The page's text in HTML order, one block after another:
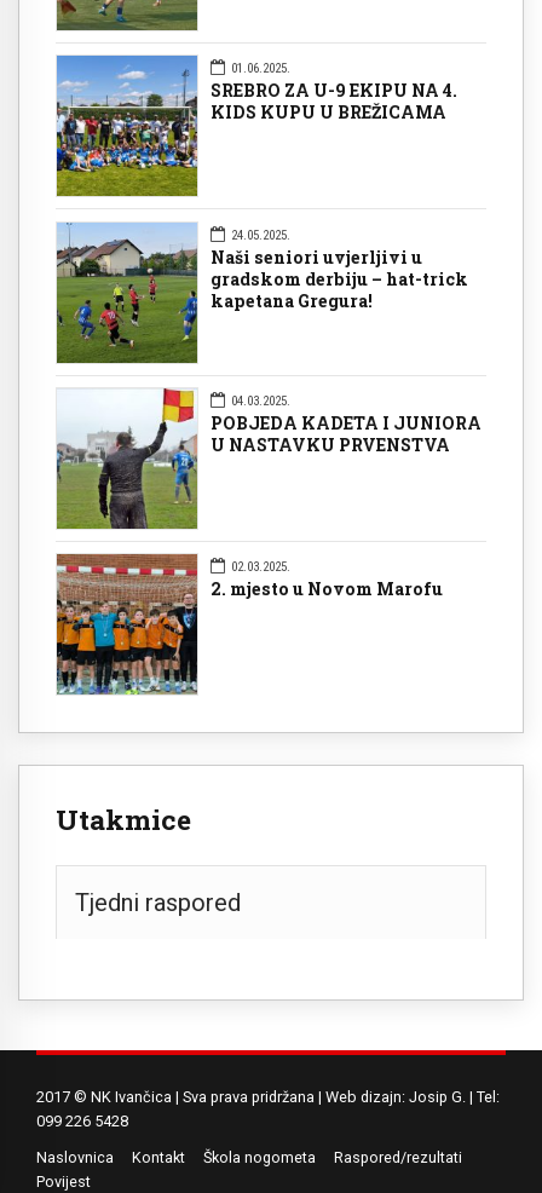
01.06.2025.
SREBRO ZA U-9 EKIPU NA 4.
KIDS KUPU U BREŽICAMA
24.05.2025.
Naši seniori uvjerljivi u
gradskom derbiju – hat-trick
kapetana Gregura!
04.03.2025.
POBJEDA KADETA I JUNIORA
U NASTAVKU PRVENSTVA
02.03.2025.
2. mjesto u Novom Marofu
Utakmice
Tjedni raspored
2017 © NK Ivančica | Sva prava pridržana | Web dizajn: Josip G. | Tel:
099 226 5428
Naslovnica Kontakt Škola nogometa
Raspored/rezultati
Povijest